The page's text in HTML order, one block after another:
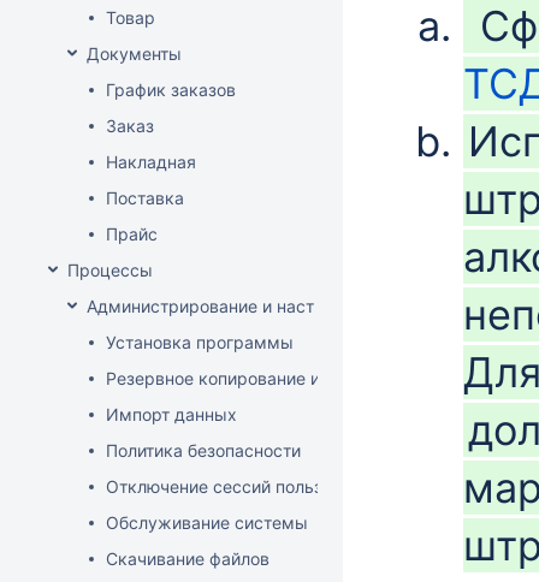
Товар
Документы
График заказов
Заказ
Накладная
Поставка
Прайс
Процессы
Администрирование и настройка
Установка программы
Резервное копирование и восстановление базы
Импорт данных
Политика безопасности
Отключение сессий пользователя
Обслуживание системы
Скачивание файлов